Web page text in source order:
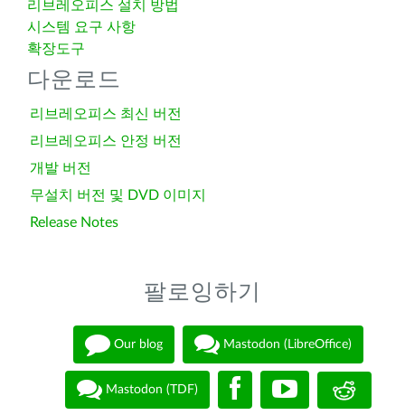
리브레오피스 설치 방법
시스템 요구 사항
확장도구
다운로드
리브레오피스 최신 버전
리브레오피스 안정 버전
개발 버전
무설치 버전 및 DVD 이미지
Release Notes
팔로잉하기
Our blog Mastodon (LibreOffice)
Mastodon (TDF)